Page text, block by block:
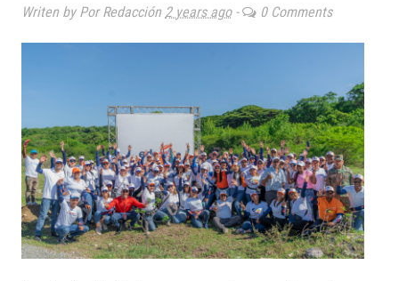
Writen by Por Redacción 2 years ago- 0 Comments